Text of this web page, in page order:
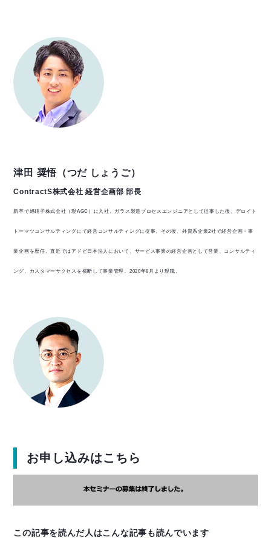
津田 奨悟（つだ しょうご）
ContractS株式会社 経営企画部 部長
新卒で旭硝子株式会社（現AGC）に入社。ガラス製造プロセスエンジニアとして従事した後、デロイト
トーマツコンサルティングにて経営コンサルティングに従事。その後、外資系企業2社で経営企画・事
業企画を歴任。直近ではアドビ日本法人において、サービス事業の経営企画として営業、コンサルティ
ング、カスタマーサクセスを横断して事業管理。2020年8月より現職。
お申し込みはこちら
この記事を読んだ人はこんな記事も読んでいます